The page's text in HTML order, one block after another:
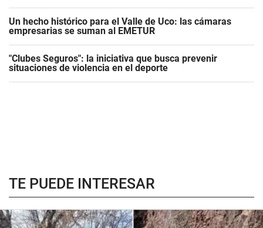
Un hecho histórico para el Valle de Uco: las cámaras
empresarias se suman al EMETUR
"Clubes Seguros": la iniciativa que busca prevenir
situaciones de violencia en el deporte
TE PUEDE INTERESAR